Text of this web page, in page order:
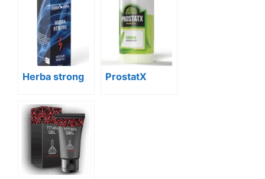
Herba strong ProstatX